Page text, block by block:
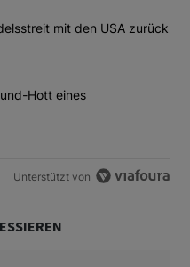
meisten kommentierten
schlägt im Handelsstreit
mit den USA zurück
Aufsteiger: Hüst-und-Hott
Hott eines
Unterstützt von